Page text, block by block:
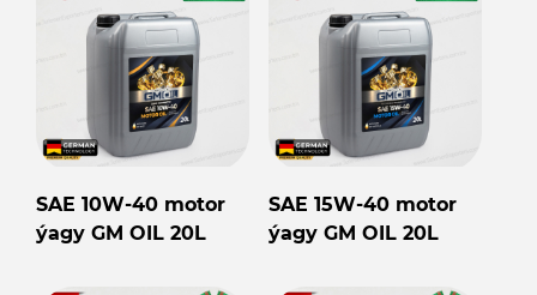
SAE 10W-40 motor
ýagy GM OIL 20L
SAE 15W-40 motor
ýagy GM OIL 20L